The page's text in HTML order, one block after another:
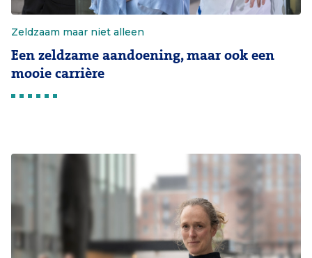
Zeldzaam maar niet alleen
Een zeldzame aandoening, maar ook een
mooie carrière